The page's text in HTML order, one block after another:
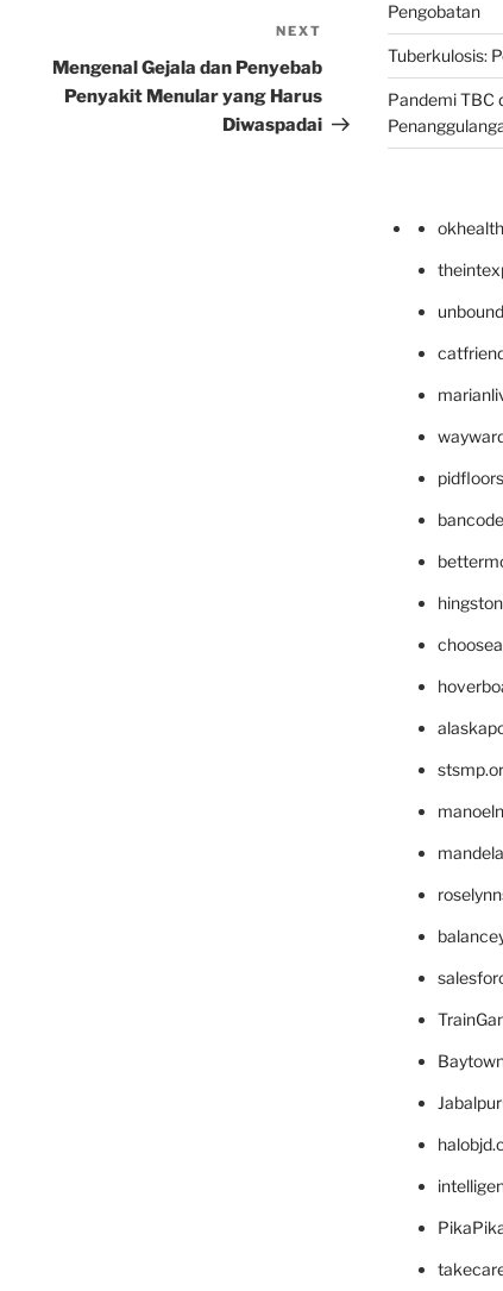
Post
NEXT
Mengenal Gejala dan Penyebab
Penyakit Menular yang Harus
Diwaspadai
Pengobatan
Tuberkulosis:
Pandemi TBC